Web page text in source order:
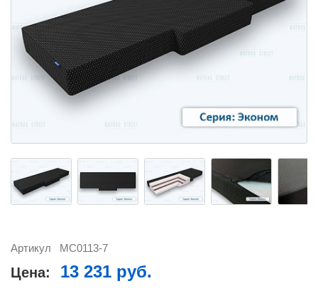
Артикул MC0113-7
Цена: 13 231 руб.